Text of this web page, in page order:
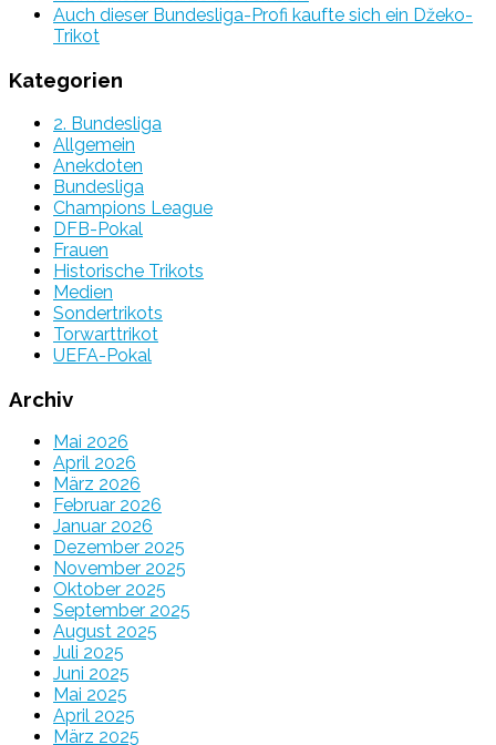
Auch dieser Bundesliga-Profi kaufte sich ein Džeko-
Trikot
Kategorien
2. Bundesliga
Allgemein
Anekdoten
Bundesliga
Champions League
DFB-Pokal
Frauen
Historische Trikots
Medien
Sondertrikots
Torwarttrikot
UEFA-Pokal
Archiv
Mai 2026
April 2026
März 2026
Februar 2026
Januar 2026
Dezember 2025
November 2025
Oktober 2025
September 2025
August 2025
Juli 2025
Juni 2025
Mai 2025
April 2025
März 2025